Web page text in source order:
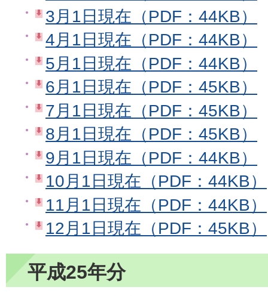
3月1日現在（PDF：44KB）
4月1日現在（PDF：44KB）
5月1日現在（PDF：44KB）
6月1日現在（PDF：45KB）
7月1日現在（PDF：45KB）
8月1日現在（PDF：45KB）
9月1日現在（PDF：44KB）
10月1日現在（PDF：44KB）
11月1日現在（PDF：44KB）
12月1日現在（PDF：45KB）
平成25年分